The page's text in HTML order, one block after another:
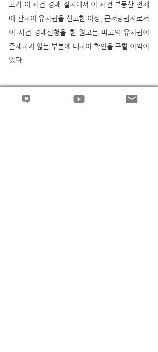
고가 이 사건 경매 절차에서 이 사건 부동산 전체
에 관하여 유치권을 신고한 이상, 근저당권자로서
이 사건 경매신청을 한 원고는 피고의 유치권이
존재하지 않는 부분에 대하여 확인을 구할 이익이
있다.
--